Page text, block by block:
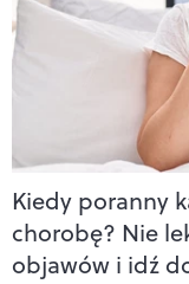
Kiedy poranny
chorobę? Nie
objawów i idź